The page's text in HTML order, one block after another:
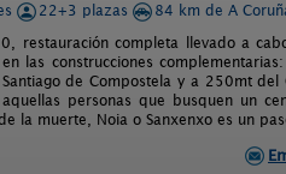
22+3 plazas 84 km de A
restauración completa llevado a
las construcciones
de Compostela y a 250mt del
personas que busquen un
la muerte, Noia o Sanxenxo es un